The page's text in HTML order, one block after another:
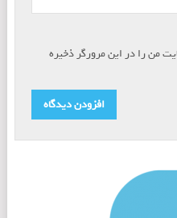
من را در این مرورگر ذخیره